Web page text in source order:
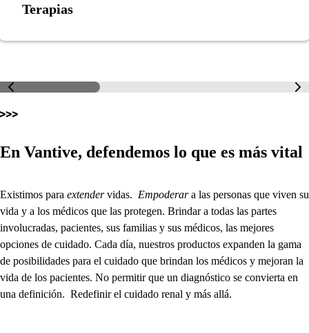
Terapias
En Vantive, defendemos lo que es más vital
Existimos para extendervidas. Empoderara las personas que viven su
vida y a los médicos que las protegen. Brindar a todas las partes
involucradas, pacientes, sus familias y sus médicos, las mejores
opciones de cuidado. Cada día, nuestros productos expanden la gama
de posibilidades para el cuidado que brindan los médicos y mejoran la
vida de los pacientes. No permitir que un diagnóstico se convierta en
una definición. Redefinir el cuidado renal y más allá.